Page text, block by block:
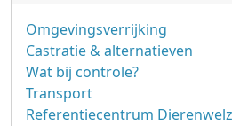
Omgevingsverrijking
Castratie & alternatieven
Wat bij controle?
Transport
Referentiecentrum